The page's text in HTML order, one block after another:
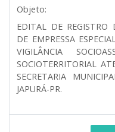
Objeto:
EDITAL DE REGISTRO
DE EMPRESSA
VIGILÂNCIA
SOCIOTERRITORIAL
SECRETARIA
JAPURÁ-PR.